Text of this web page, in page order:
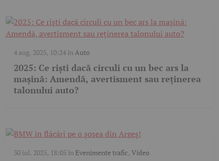
4 aug. 2025, 10:24 în Auto
2025: Ce riști dacă circuli cu un bec ars la
mașină: Amendă, avertisment sau reținerea
talonului auto?
30 iul. 2025, 18:05 în Evenimente trafic, Video